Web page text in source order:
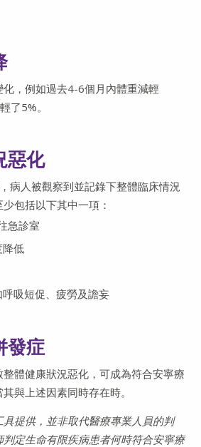
，例如過去4-6個月內體重減輕
了5%。
惡化
病人被觀察到並記錄下整體臨床情況
包括以下其中一項：
急診室
降低
吸短促、疲勞及譫妄
發症
體健康狀況惡化，可成為符合安寧療
與上述因素同時存在時。
提供，並非取代醫療專業人員的判
定生命有限疾病患者何時符合安寧療